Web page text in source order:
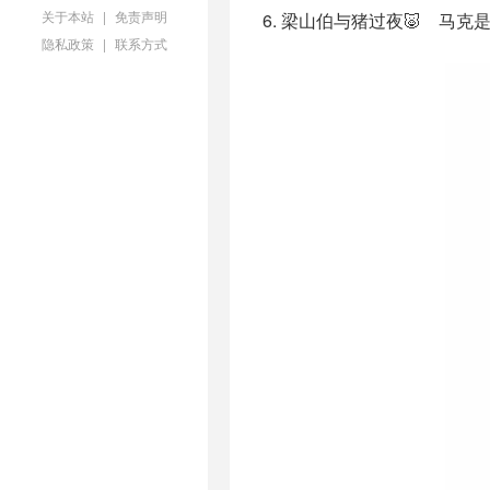
关于本站 | 免责声明
隐私政策 | 联系方式
6. 梁山伯与猪过夜🐷 马克